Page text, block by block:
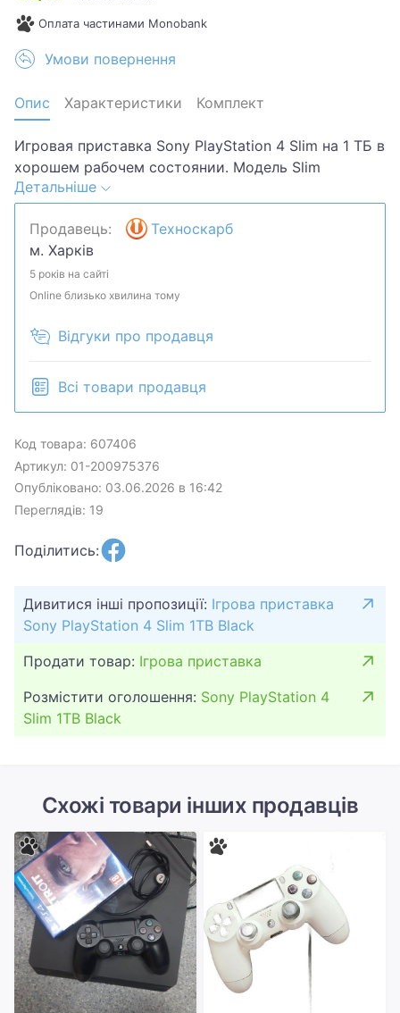
Оплата частинами Monobank
Умови повернення
Опис Характеристики Комплект
Игровая приставка Sony PlayStation 4 Slim на 1 ТБ в
хорошем рабочем состоянии. Модель Slim
отличается компактным дизайном и пониженным
энергопотреблением по сравнению с оригинальной
PS4. Консоль чёрного цвета. В комплекте: блок
питания и установочный диск. На корпусе есть
незначительные следы использования, но без
дефектов. Консоль исправна, все функции
обширной библиотеке игр Sony и мультимедийных
Детальніше
Продавець:
Техноскарб
м. Харків
5 років на сайті
Online близько хвилина тому
Відгуки про продавця
Всі товари продавця
Код товара: 607406
Артикул: 01-200975376
Опубліковано: 03.06.2026 в 16:42
Переглядів: 19
Поділитись:
Дивитися інші пропозиції: Ігрова приставка
Sony PlayStation 4 Slim 1TB Black
Продати товар: Ігрова приставка
Розмістити оголошення: Sony PlayStation 4
Slim 1TB Black
Схожі товари інших продавців